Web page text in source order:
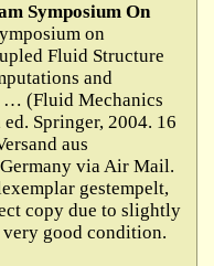
Symposium On
on
Fluid Structure
and
… (Fluid Mechanics
Springer, 2004. 16
aus
via Air Mail.
gestempelt,
copy due to slightly
good condition.